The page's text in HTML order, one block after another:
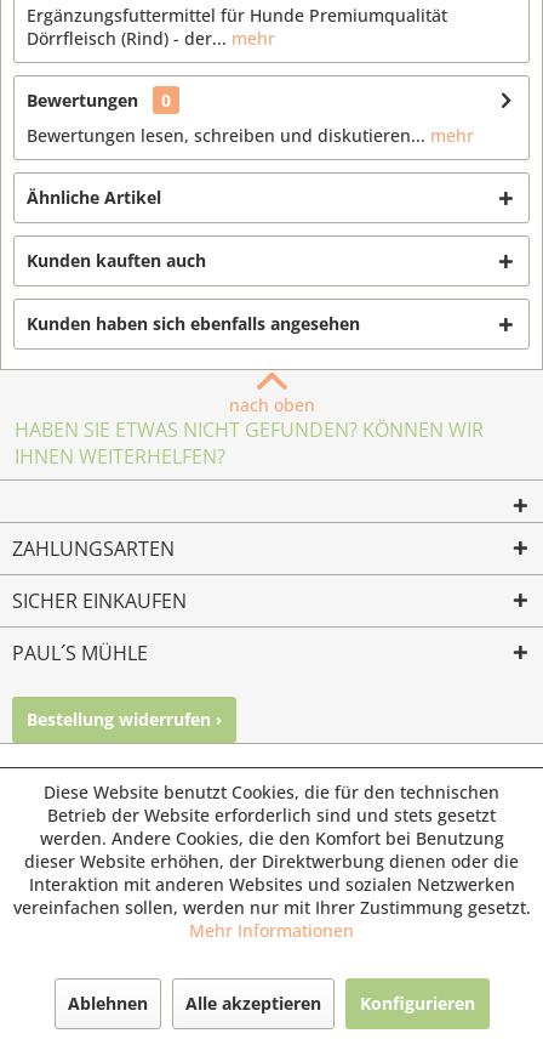
Ergänzungsfuttermittel für Hunde Premiumqualität
Dörrfleisch (Rind) - der... mehr
Bewertungen
0
Bewertungen lesen, schreiben und diskutieren... mehr
Ähnliche Artikel
Kunden kauften auch
Kunden haben sich ebenfalls angesehen
nach oben
HABEN SIE ETWAS NICHT GEFUNDEN? KÖNNEN WIR
IHNEN WEITERHELFEN?
ZAHLUNGSARTEN
SICHER EINKAUFEN
PAUL´S MÜHLE
Bestellung widerrufen ›
© Paul's Mühle | Inhaber: Christof Paul e.K. | Westring 2 |
45659 Recklinghausen
Fax: 02361 -28831 | E-Mail: info@pauls-muehle.de
Diese Website benutzt Cookies, die für den technischen
Betrieb der Website erforderlich sind und stets gesetzt
werden. Andere Cookies, die den Komfort bei Benutzung
dieser Website erhöhen, der Direktwerbung dienen oder die
Interaktion mit anderen Websites und sozialen Netzwerken
vereinfachen sollen, werden nur mit Ihrer Zustimmung gesetzt.
Mehr Informationen
Ablehnen Alle akzeptieren Konfigurieren